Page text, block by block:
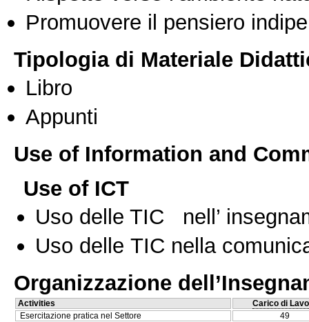
Promuovere il pensiero
Tipologia di Materiale
Libro
Appunti
Use of Information and
Use of ICT
Uso delle TIC nell’
Uso delle TIC nella
Organizzazione
Activities
Carico di
Esercitazione pratica nel Settore
49